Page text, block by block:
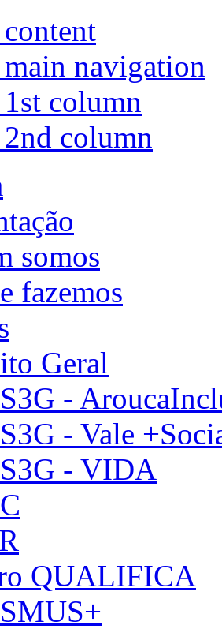
navigation
column
column
somos
fazemos
Geral
-
- Vale
- VIDA
QUALIFICA